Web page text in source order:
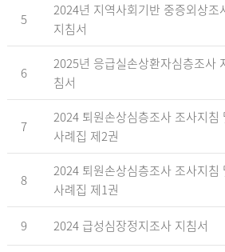
5
2024년 지역사회기반 중증외상조
지침서
6
2025년 응급실손상환자심층조사
침서
7
2024 퇴원손상심층조사 조사지침
사례집 제2권
8
2024 퇴원손상심층조사 조사지침
사례집 제1권
9 2024 급성심장정지조사 지침서